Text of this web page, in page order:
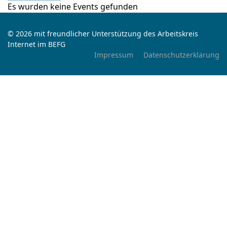
Es wurden keine Events gefunden
© 2026 mit freundlicher Unterstützung des Arbeitskreis
Internet im BEFG
Impressum
Datenschutzerklärung